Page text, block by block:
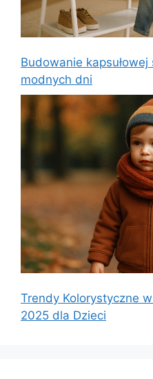
Budowanie
modnych dni
Trendy Kolorystyczne
2025 dla Dzieci